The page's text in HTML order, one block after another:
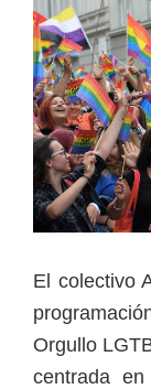
El colectivo
Orgullo
centrada